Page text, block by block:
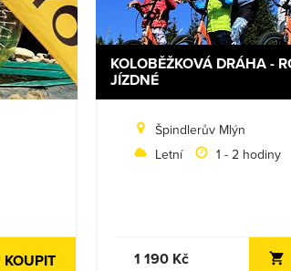
KOUPIT
KOLOBĚŽKOVÁ DRÁHA -
JÍZDNÉ
Špindlerův Mlýn
Letní
1 - 2 hodiny
1 190 Kč